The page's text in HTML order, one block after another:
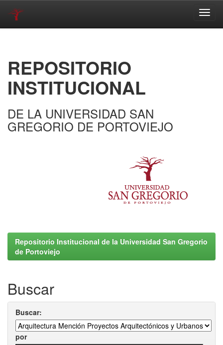
REPOSITORIO
INSTITUCIONAL
DE LA UNIVERSIDAD SAN
GREGORIO DE PORTOVIEJO
Repositorio Institucional de la Universidad San Gregorio
de Portoviejo
Buscar
Buscar:
por